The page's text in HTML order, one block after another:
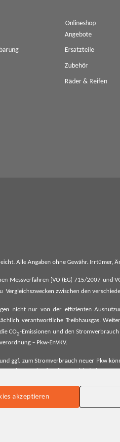
akzeptieren
Onlineshop
Angebote
Ersatzteile
Zubehör
Räder & Reifen
Alle Angaben ohne Gewähr. Irrtümer,
Messverfahren [VO (EG) 715/2007 und
zwischen den
nicht nur von der effizienten
verantwortliche Treibhausgas.
CO2-Emissionen und den
– Pkw-EnVKV.
ggf. zum Stromverbrauch neuer Pkw
allen Verkaufsstellen und bei der